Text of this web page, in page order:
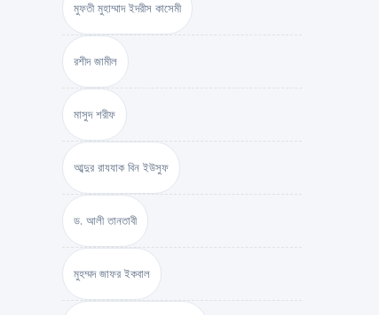
মুফতী মুহাম্মাদ ইদরীস কাসেমী
রশীদ জামীল
মাসুদ শরীফ
আব্দুর রাযযাক বিন ইউসুফ
ড. আলী তানতাবী
মুহম্মদ জাফর ইকবাল